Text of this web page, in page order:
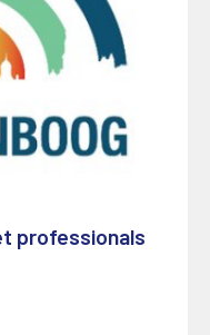
professionals